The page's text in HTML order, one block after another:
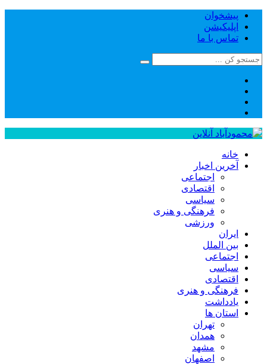
پیشخوان
اپلیکیشن
تماس با ما
خانه
آخرین اخبار
اجتماعی
اقتصادی
سیاسی
فرهنگی و هنری
ورزشی
ایران
بین الملل
اجتماعی
سیاسی
اقتصادی
فرهنگی و هنری
یادداشت
استان ها
تهران
همدان
مشهد
اصفهان